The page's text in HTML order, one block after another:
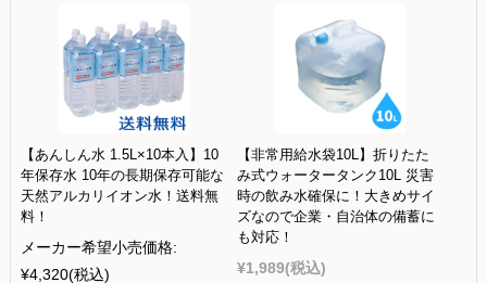
【あんしん水 1.5L×10本入】10
年保存水 10年の長期保存可能な
天然アルカリイオン水！送料無
料！
メーカー希望小売価格:
¥4,320(税込)
【非常用給水袋10L】折りたた
み式ウォータータンク10L 災害
時の飲み水確保に！大きめサイ
ズなので企業・自治体の備蓄に
も対応！
¥1,989(税込)